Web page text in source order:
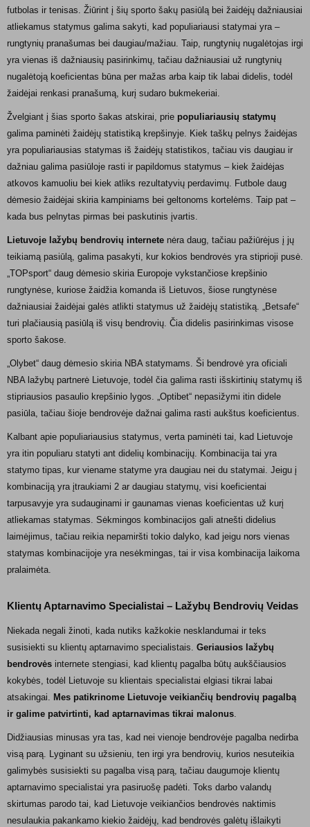
futbolas ir tenisas. Žiūrint į šių sporto šakų pasiūlą bei žaidėjų dažniausiai
atliekamus statymus galima sakyti, kad populiariausi statymai yra –
rungtynių pranašumas bei daugiau/mažiau. Taip, rungtynių nugalėtojas irgi
yra vienas iš dažniausių pasirinkimų, tačiau dažniausiai už rungtynių
nugalėtoją koeficientas būna per mažas arba kaip tik labai didelis, todėl
žaidėjai renkasi pranašumą, kurį sudaro bukmekeriai.
Žvelgiant į šias sporto šakas atskirai, prie populiariausių statymų
galima paminėti žaidėjų statistiką krepšinyje. Kiek taškų pelnys žaidėjas
yra populiariausias statymas iš žaidėjų statistikos, tačiau vis daugiau ir
dažniau galima pasiūloje rasti ir papildomus statymus – kiek žaidėjas
atkovos kamuoliu bei kiek atliks rezultatyvių perdavimų. Futbole daug
dėmesio žaidėjai skiria kampiniams bei geltonoms kortelėms. Taip pat –
kada bus pelnytas pirmas bei paskutinis įvartis.
Lietuvoje lažybų bendrovių internete nėra daug, tačiau pažiūrėjus į jų
teikiamą pasiūlą, galima pasakyti, kur kokios bendrovės yra stiprioji pusė.
„TOPsport“ daug dėmesio skiria Europoje vykstančiose krepšinio
rungtynėse, kuriose žaidžia komanda iš Lietuvos, šiose rungtynėse
dažniausiai žaidėjai galės atlikti statymus už žaidėjų statistiką. „Betsafe“
turi plačiausią pasiūlą iš visų bendrovių. Čia didelis pasirinkimas visose
sporto šakose.
„Olybet“ daug dėmesio skiria NBA statymams. Ši bendrovė yra oficiali
NBA lažybų partnerė Lietuvoje, todėl čia galima rasti išskirtinių statymų iš
stipriausios pasaulio krepšinio lygos. „Optibet“ nepasižymi itin didele
pasiūla, tačiau šioje bendrovėje dažnai galima rasti aukštus koeficientus.
Kalbant apie populiariausius statymus, verta paminėti tai, kad Lietuvoje
yra itin populiaru statyti ant didelių kombinacijų. Kombinacija tai yra
statymo tipas, kur viename statyme yra daugiau nei du statymai. Jeigu į
kombinaciją yra įtraukiami 2 ar daugiau statymų, visi koeficientai
tarpusavyje yra sudauginami ir gaunamas vienas koeficientas už kurį
atliekamas statymas. Sėkmingos kombinacijos gali atnešti didelius
laimėjimus, tačiau reikia nepamiršti tokio dalyko, kad jeigu nors vienas
statymas kombinacijoje yra nesėkmingas, tai ir visa kombinacija laikoma
pralaimėta.
Klientų Aptarnavimo Specialistai – Lažybų Bendrovių Veidas
Niekada negali žinoti, kada nutiks kažkokie nesklandumai ir teks
susisiekti su klientų aptarnavimo specialistais. Geriausios lažybų
bendrovės internete stengiasi, kad klientų pagalba būtų aukščiausios
kokybės, todėl Lietuvoje su klientais specialistai elgiasi tikrai labai
atsakingai. Mes patikrinome Lietuvoje veikiančių bendrovių pagalbą
ir galime patvirtinti, kad aptarnavimas tikrai malonus.
Didžiausias minusas yra tas, kad nei vienoje bendrovėje pagalba nedirba
visą parą. Lyginant su užsieniu, ten irgi yra bendrovių, kurios nesuteikia
galimybės susisiekti su pagalba visą parą, tačiau daugumoje klientų
aptarnavimo specialistai yra pasiruošę padėti. Toks darbo valandų
skirtumas parodo tai, kad Lietuvoje veikiančios bendrovės naktimis
nesulaukia pakankamo kiekio žaidėjų, kad bendrovės galėtų išlaikyti